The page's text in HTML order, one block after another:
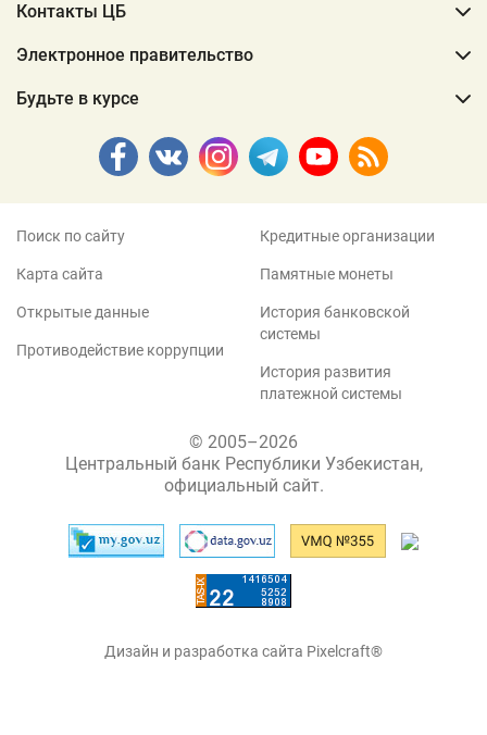
Контакты ЦБ
Электронное правительство
Будьте в курсе
Поиск по сайту
Карта сайта
Открытые данные
Противодействие коррупции
Кредитные организации
Памятные монеты
История банковской
системы
История развития
платежной системы
© 2005–2026
Центральный банк Республики Узбекистан,
официальный сайт.
Дизайн и разработка сайта Pixelcraft®